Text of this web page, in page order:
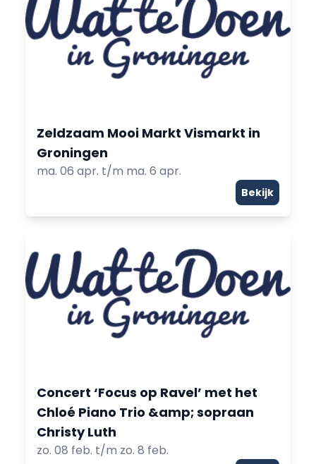
Zeldzaam Mooi Markt Vismarkt in
Groningen
ma. 06 apr. t/m ma. 6 apr.
Bekijk
Concert ‘Focus op Ravel’ met het
Chloé Piano Trio &amp; sopraan
Christy Luth
zo. 08 feb. t/m zo. 8 feb.